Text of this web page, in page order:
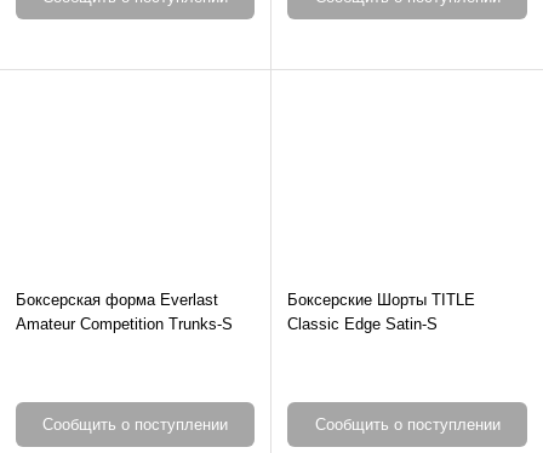
Боксерская форма Everlast
Amateur Competition Trunks-S
Сообщить о поступлении
Боксерские Шорты TITLE
Classic Edge Satin-S
Сообщить о поступлении